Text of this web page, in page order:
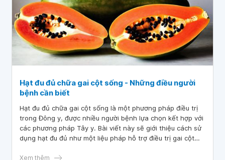
Hạt đu đủ chữa gai cột sống - Những điều người
bệnh cần biết
Hạt đu đủ chữa gai cột sống là một phương pháp điều trị
trong Đông y, được nhiều người bệnh lựa chọn kết hợp với
các phương pháp Tây y. Bài viết này sẽ giới thiệu cách sử
dụng hạt đu đủ như một liệu pháp hỗ trợ điều trị gai cột
những ai đang tìm kiếm phương pháp điều trị không dùng
Xem thêm